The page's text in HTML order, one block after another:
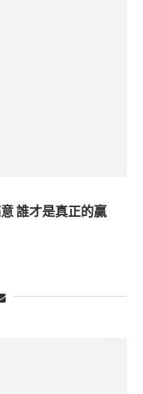
誰才是真正的贏